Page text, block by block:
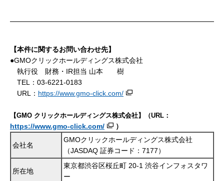
【本件に関するお問い合わせ先】
●GMOクリックホールディングス株式会社
執行役 財務・IR担当 山本 樹
TEL：03-6221-0183
URL： https://www.gmo-click.com/
【GMO クリックホールディングス株式会社】（URL：
https://www.gmo-click.com/ ）
会社名
GMOクリックホールディングス株式会社
（JASDAQ 証券コード：7177）
所在地
東京都渋谷区桜丘町 20-1 渋谷インフォスタワ
ー